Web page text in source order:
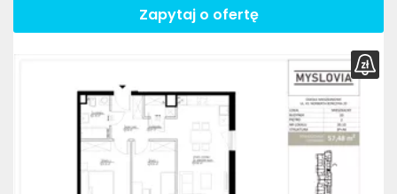
Zapytaj o ofertę